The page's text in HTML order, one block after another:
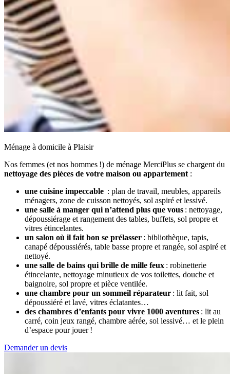
Ménage à domicile à Plaisir
Nos femmes (et nos hommes !) de ménage MerciPlus se chargent du
nettoyage des pièces de votre maison ou appartement :
une cuisine impeccable : plan de travail, meubles, appareils
ménagers, zone de cuisson nettoyés, sol aspiré et lessivé.
une salle à manger qui n’attend plus que vous : nettoyage,
dépoussiérage et rangement des tables, buffets, sol propre et
vitres étincelantes.
un salon où il fait bon se prélasser : bibliothèque, tapis,
canapé dépoussiérés, table basse propre et rangée, sol aspiré et
nettoyé.
une salle de bains qui brille de mille feux : robinetterie
étincelante, nettoyage minutieux de vos toilettes, douche et
baignoire, sol propre et pièce ventilée.
une chambre pour un sommeil réparateur : lit fait, sol
dépoussiéré et lavé, vitres éclatantes…
des chambres d’enfants pour vivre 1000 aventures : lit au
carré, coin jeux rangé, chambre aérée, sol lessivé… et le plein
d’espace pour jouer !
Demander un devis